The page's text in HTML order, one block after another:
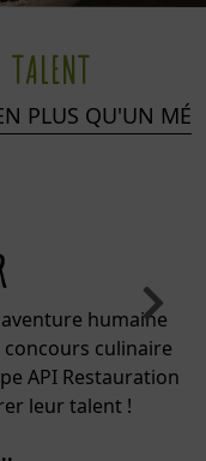
PLUS QU'UN MÉ
!
Chez API,
notre métier.
passion,
Next